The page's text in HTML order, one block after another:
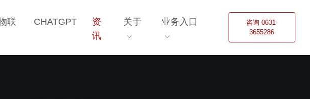
联
CHATGPT
资
讯
关于 业务入口
咨询 0631-
3655286